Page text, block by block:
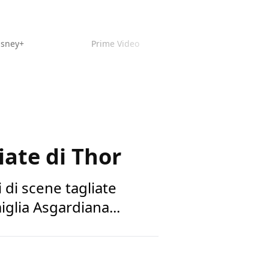
Prime Video
di Thor
scene tagliate
Asgardiana...